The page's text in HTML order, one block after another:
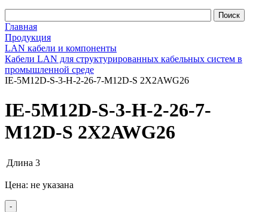
Главная
Продукция
LAN кабели и компоненты
Кабели LAN для структурированных кабельных систем в
промышленной среде
IE-5M12D-S-3-H-2-26-7-M12D-S 2X2AWG26
IE-5M12D-S-3-H-2-26-7-
M12D-S 2X2AWG26
Длина 3
Цена: не указана
-